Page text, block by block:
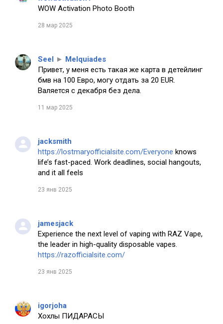
WOW Activation Photo Booth
28 мар 2025
Seel ► Melquiades
Привет, у меня есть такая же карта в детейлинг
бмв на 100 Евро, могу отдать за 20 EUR.
Валяется с декабря без дела.
11 мар 2025
jacksmith
https://lostmaryofficialsite.com/Everyone knows
life’s fast-paced. Work deadlines, social hangouts,
and it all feels
23 янв 2025
jamesjack
Experience the next level of vaping with RAZ Vape,
the leader in high-quality disposable vapes.
https://razofficialsite.com/
23 янв 2025
igorjoha
Хохлы ПИДАРАСЫ